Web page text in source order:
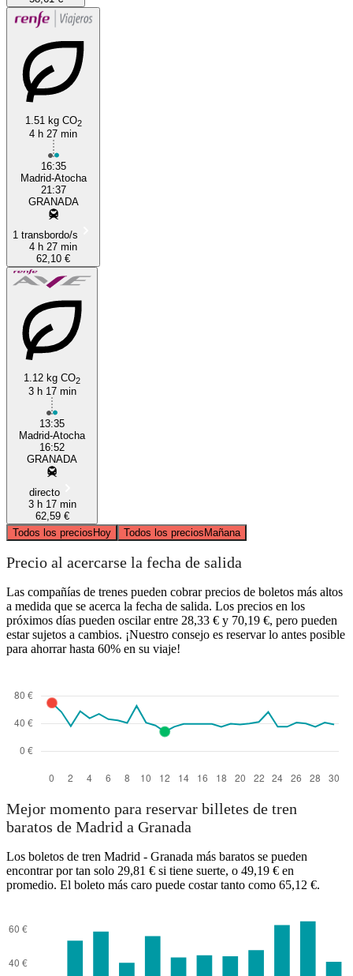
1.51 kg CO2
4 h 27 min
16:35
Madrid-Atocha
21:37
GRANADA
1 transbordo/s
4 h 27 min
62,10 €
1.12 kg CO2
3 h 17 min
13:35
Madrid-Atocha
16:52
GRANADA
directo
3 h 17 min
62,59 €
Todos los preciosHoy Todos los preciosMañana
Precio al acercarse la fecha de salida
Las compañías de trenes pueden cobrar precios de boletos más altos
a medida que se acerca la fecha de salida. Los precios en los
próximos días pueden oscilar entre 28,33 € y 70,19 €, pero pueden
estar sujetos a cambios. ¡Nuestro consejo es reservar lo antes posible
para ahorrar hasta 60% en su viaje!
Mejor momento para reservar billetes de tren
baratos de Madrid a Granada
Los boletos de tren Madrid - Granada más baratos se pueden
encontrar por tan solo 29,81 € si tiene suerte, o 49,19 € en
promedio. El boleto más caro puede costar tanto como 65,12 €.